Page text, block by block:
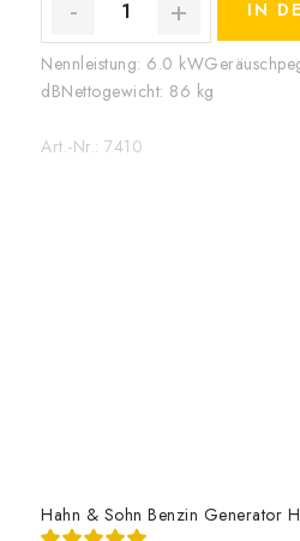
IN
Nennleistung: 6.0
dBNettogewicht: 86 kg
Art.-Nr.: 7410
Hahn & Sohn Benzin Generator